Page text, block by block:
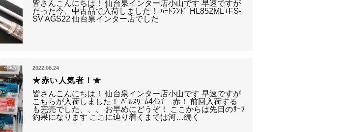
皆さんこんにちは！ 仙台泉インター店小山です 早速ですが
たった今、中古品で入荷しました！ ﾊｰﾄﾗﾝﾄﾞ HL852ML+FS-
SV AGS22 仙台泉インター店でした
2022.06.24
★赤い人気者！★
皆さんこんにちは！ 仙台泉インター店小山です 早速ですが
こちらが入荷しました！ ﾊﾟﾙｽﾜｰﾑ4ｲﾝﾁ 赤！ 前回入荷する
も完売でした、、、 お早めにどうぞ！ ここからは先日のｻｰﾌ
釣果になります ここに辿り着くまでは河…続く